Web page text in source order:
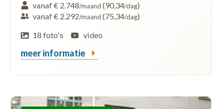
vanaf € 2.748/maand (90,34/dag)
vanaf € 2.292/maand (75,34/dag)
18 foto's
video
meer informatie